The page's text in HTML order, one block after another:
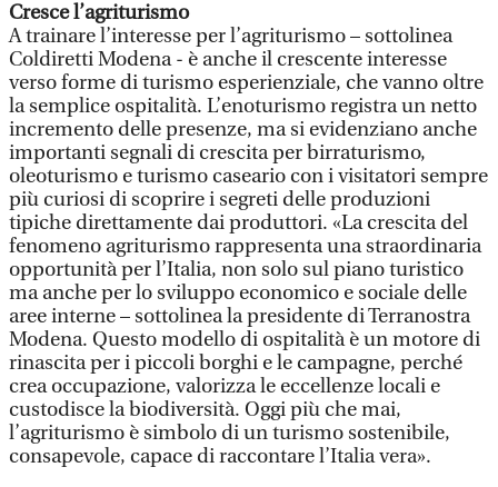
Cresce l’agriturismo
A trainare l’interesse per l’agriturismo – sottolinea
Coldiretti Modena - è anche il crescente interesse
verso forme di turismo esperienziale, che vanno oltre
la semplice ospitalità. L’enoturismo registra un netto
incremento delle presenze, ma si evidenziano anche
importanti segnali di crescita per birraturismo,
oleoturismo e turismo caseario con i visitatori sempre
più curiosi di scoprire i segreti delle produzioni
tipiche direttamente dai produttori. «La crescita del
fenomeno agriturismo rappresenta una straordinaria
opportunità per l’Italia, non solo sul piano turistico
ma anche per lo sviluppo economico e sociale delle
aree interne – sottolinea la presidente di Terranostra
Modena. Questo modello di ospitalità è un motore di
rinascita per i piccoli borghi e le campagne, perché
crea occupazione, valorizza le eccellenze locali e
custodisce la biodiversità. Oggi più che mai,
l’agriturismo è simbolo di un turismo sostenibile,
consapevole, capace di raccontare l’Italia vera».